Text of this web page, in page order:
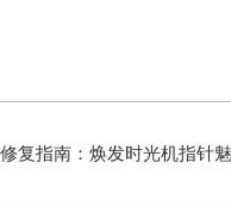
复指南：焕发时光机指针